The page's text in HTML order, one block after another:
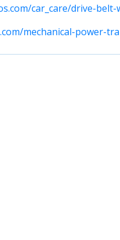
car_care/drive-
mechanical-power-